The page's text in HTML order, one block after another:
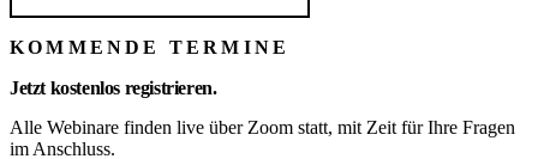
KOMMENDE TERMINE
Jetzt kostenlos registrieren.
Alle Webinare finden live über Zoom statt, mit Zeit für Ihre Fragen
im Anschluss.